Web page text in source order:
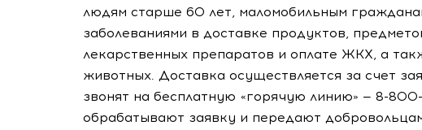
людям старше 60 лет, маломобильным
заболеваниями в доставке продуктов,
лекарственных препаратов и оплате ЖКХ, а
животных. Доставка осуществляется за счет
звонят на бесплатную «горячую линию» — 8-
обрабатывают заявку и передают